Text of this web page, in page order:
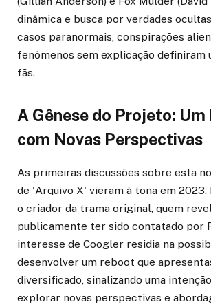
dinâmica e busca por verdades
casos paranormais, conspirações
fenômenos sem explicação definiram
fãs.
A Gênese do Projeto: Um
com Novas Perspectivas
As primeiras discussões sobre esta
de 'Arquivo X' vieram à tona em 2023.
o criador da trama original, quem
publicamente ter sido contatado por
interesse de Coogler residia na
desenvolver um reboot que
diversificado, sinalizando uma
explorar novas perspectivas e